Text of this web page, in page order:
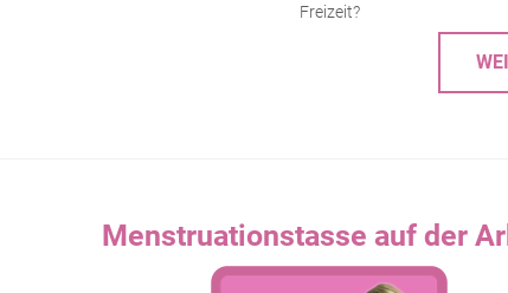
Freizeit?
Menstruationstasse auf der